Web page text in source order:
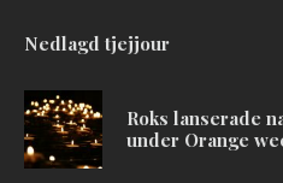
Nedlagd tjejjour
Roks lanserade
under Orange